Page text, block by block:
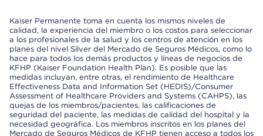
Kaiser Permanente toma en cuenta los mismos niveles de
calidad, la experiencia del miembro o los costos para seleccionar
a los profesionales de la salud y los centros de atención en los
planes del nivel Silver del Mercado de Seguros Médicos, como lo
hace para todos los demás productos y líneas de negocios de
KFHP (Kaiser Foundation Health Plan). Es posible que las
medidas incluyan, entre otras, el rendimiento de Healthcare
Effectiveness Data and Information Set (HEDIS)/Consumer
Assessment of Healthcare Providers and Systems (CAHPS), las
quejas de los miembros/pacientes, las calificaciones de
seguridad del paciente, las medidas de calidad del hospital y la
necesidad geográfica. Los miembros inscritos en los planes del
Mercado de Seguros Médicos de KFHP tienen acceso a todos los